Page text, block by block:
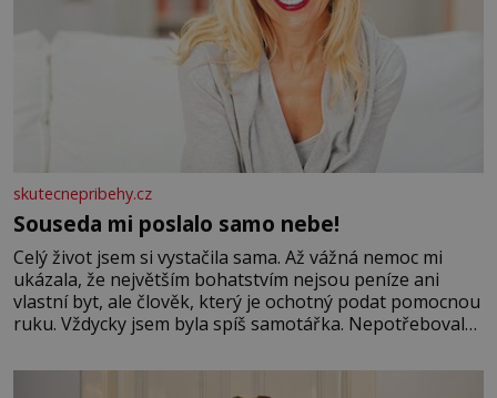
skutecnepribehy.cz
Souseda mi poslalo samo nebe!
Celý život jsem si vystačila sama. Až vážná nemoc mi
ukázala, že největším bohatstvím nejsou peníze ani
vlastní byt, ale člověk, který je ochotný podat pomocnou
ruku. Vždycky jsem byla spíš samotářka. Nepotřebovala
mi knihy, práce a hlavně klid. Hned po studiích jsem